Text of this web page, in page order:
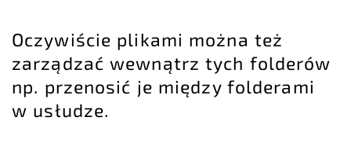
Oczywiście plikami można też
zarządzać wewnątrz tych folderów
np. przenosić je między folderami
w usłudze.